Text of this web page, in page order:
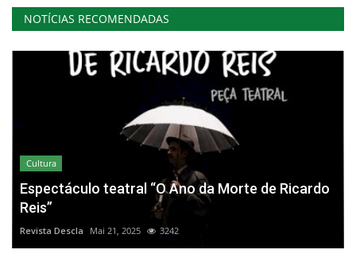
NOTÍCIAS RECOMENDADAS
Cultura
Espectáculo teatral “O Ano da Morte de Ricardo
Reis”
Revista Descla Mai 21, 2025 3242